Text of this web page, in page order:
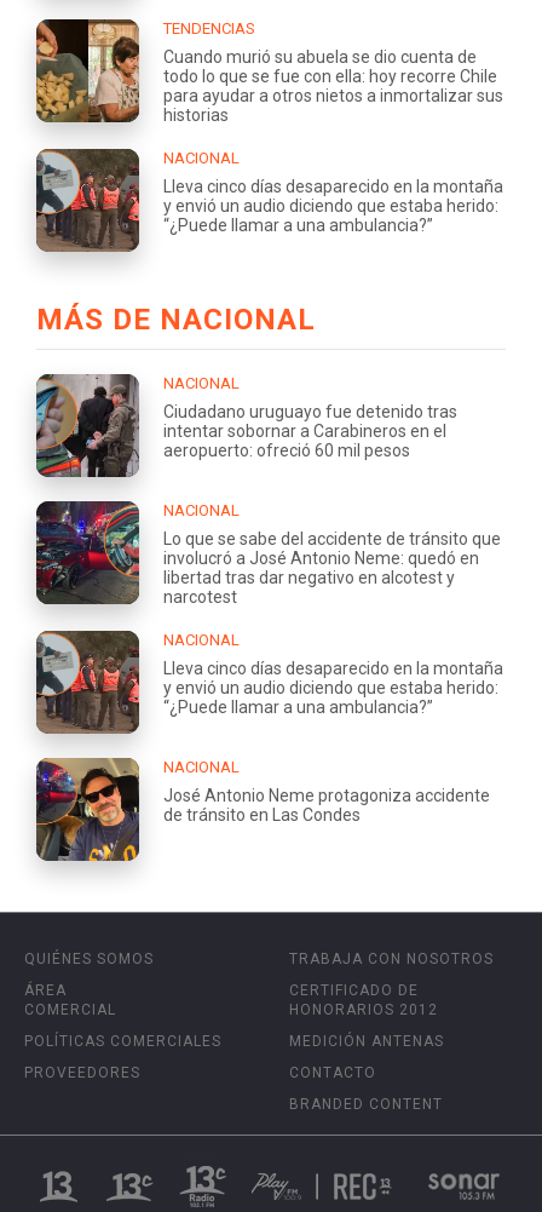
TENDENCIAS
Cuando murió su abuela se dio cuenta de
todo lo que se fue con ella: hoy recorre Chile
para ayudar a otros nietos a inmortalizar sus
historias
NACIONAL
Lleva cinco días desaparecido en la montaña
y envió un audio diciendo que estaba herido:
“¿Puede llamar a una ambulancia?”
MÁS DE NACIONAL
NACIONAL
Ciudadano uruguayo fue detenido tras
intentar sobornar a Carabineros en el
aeropuerto: ofreció 60 mil pesos
NACIONAL
Lo que se sabe del accidente de tránsito que
involucró a José Antonio Neme: quedó en
libertad tras dar negativo en alcotest y
narcotest
NACIONAL
Lleva cinco días desaparecido en la montaña
y envió un audio diciendo que estaba herido:
“¿Puede llamar a una ambulancia?”
NACIONAL
José Antonio Neme protagoniza accidente
de tránsito en Las Condes
QUIÉNES SOMOS
ÁREA
COMERCIAL
POLÍTICAS COMERCIALES
PROVEEDORES
TRABAJA CON NOSOTROS
CERTIFICADO DE
HONORARIOS 2012
MEDICIÓN ANTENAS
CONTACTO
BRANDED CONTENT